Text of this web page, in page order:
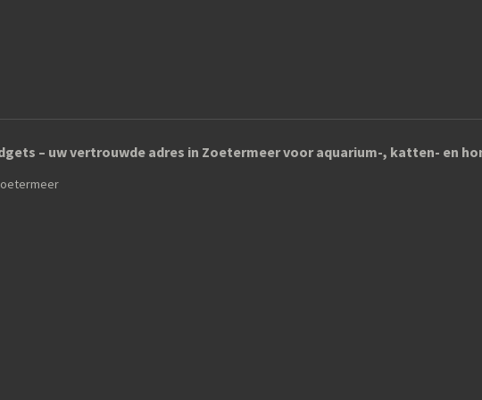
– uw vertrouwde adres in Zoetermeer voor aquarium-, katten- en